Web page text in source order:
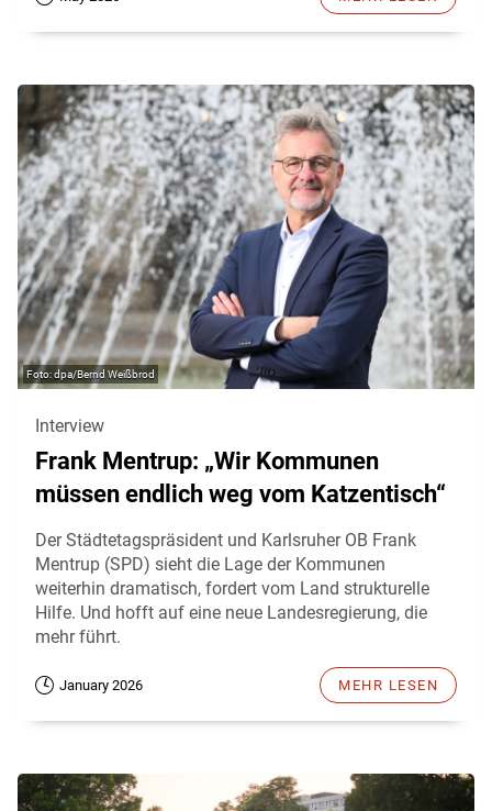
dpa/Bernd Weißbrod
Interview
Frank Mentrup: „Wir Kommunen
müssen endlich weg vom Katzentisch“
Der Städtetagspräsident und Karlsruher OB Frank
Mentrup (SPD) sieht die Lage der Kommunen
weiterhin dramatisch, fordert vom Land strukturelle
Hilfe. Und hofft auf eine neue Landesregierung, die
mehr führt.
January 2026 MEHR LESEN